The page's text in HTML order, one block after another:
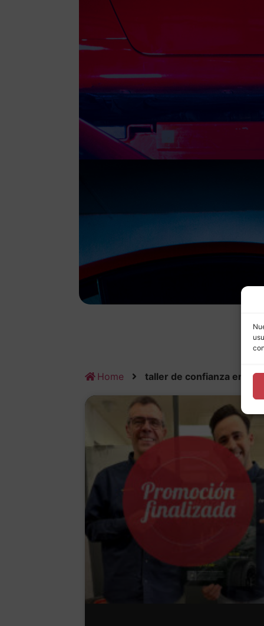
Home taller de confianza en